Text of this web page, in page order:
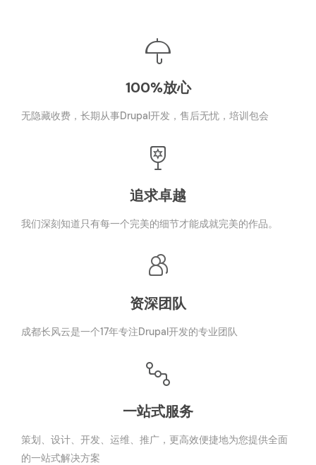
100%放心
无隐藏收费，长期从事Drupal开发，售后无忧，培训包会
追求卓越
我们深刻知道只有每一个完美的细节才能成就完美的作品。
资深团队
成都长风云是一个17年专注Drupal开发的专业团队
一站式服务
策划、设计、开发、运维、推广，更高效便捷地为您提供全面
的一站式解决方案